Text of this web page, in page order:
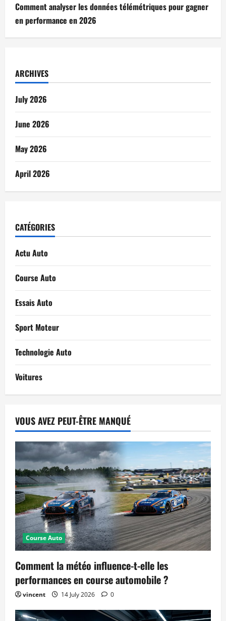
Comment analyser les données télémétriques pour gagner
en performance en 2026
ARCHIVES
July 2026
June 2026
May 2026
April 2026
CATÉGORIES
Actu Auto
Course Auto
Essais Auto
Sport Moteur
Technologie Auto
Voitures
VOUS AVEZ PEUT-ÊTRE MANQUÉ
Course Auto
Comment la météo influence-t-elle les
performances en course automobile ?
vincent 14 July 2026 0